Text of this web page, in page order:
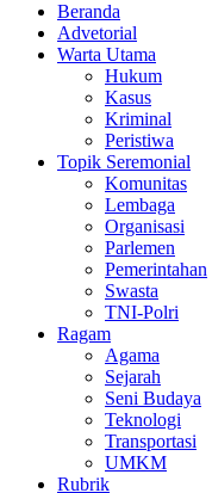
Beranda
Advetorial
Warta Utama
Hukum
Kasus
Kriminal
Peristiwa
Topik Seremonial
Komunitas
Lembaga
Organisasi
Parlemen
Pemerintahan
Swasta
TNI-Polri
Ragam
Agama
Sejarah
Seni Budaya
Teknologi
Transportasi
UMKM
Rubrik